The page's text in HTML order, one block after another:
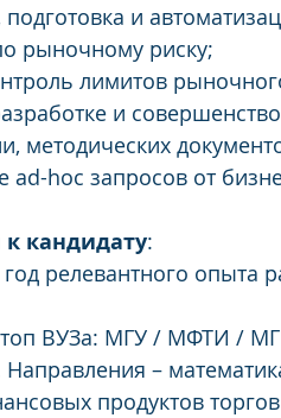
и
рыночному риску;
лимитов
и
методических
ad-hoc запросов от
кандидату:
релевантного опыта
топ ВУЗа: МГУ / МФТИ /
Направления –
продуктов